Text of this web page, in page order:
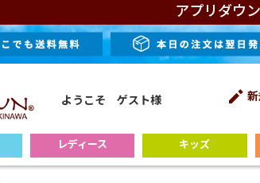
アプリダウ
ようこそ ゲスト様
レディース キッズ